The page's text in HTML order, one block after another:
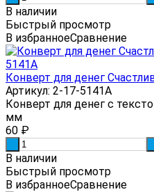
В наличии
Быстрый просмотр
В избранноеСравнение
Конверт для денег
Артикул: 2-17-5141А
Конверт для денег с
мм
60 ₽
В наличии
Быстрый просмотр
В избранноеСравнение